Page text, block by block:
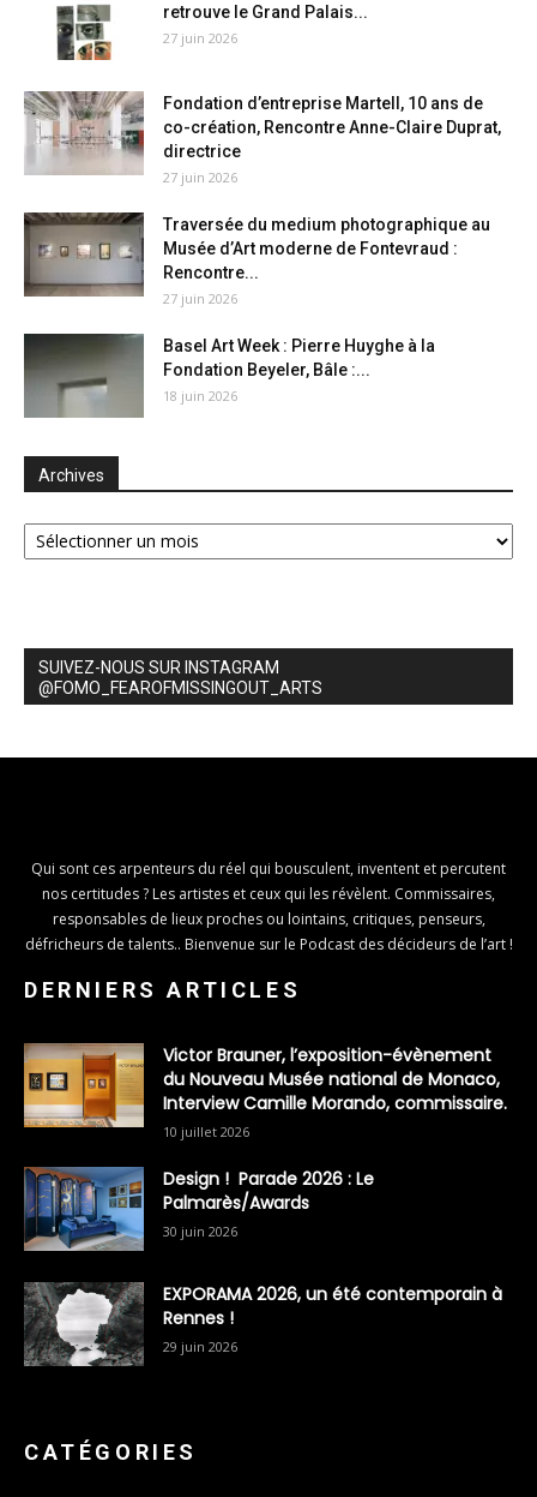
retrouve le Grand Palais...
27 juin 2026
Fondation d’entreprise Martell, 10 ans de
co-création, Rencontre Anne-Claire Duprat,
directrice
27 juin 2026
Traversée du medium photographique au
Musée d’Art moderne de Fontevraud :
Rencontre...
27 juin 2026
Basel Art Week : Pierre Huyghe à la
Fondation Beyeler, Bâle :...
18 juin 2026
Archives
Archives
SUIVEZ-NOUS SUR INSTAGRAM
@FOMO_FEAROFMISSINGOUT_ARTS
Qui sont ces arpenteurs du réel qui bousculent, inventent et percutent
nos certitudes ? Les artistes et ceux qui les révèlent. Commissaires,
responsables de lieux proches ou lointains, critiques, penseurs,
défricheurs de talents.. Bienvenue sur le Podcast des décideurs de l’art !
DERNIERS ARTICLES
Victor Brauner, l’exposition-évènement
du Nouveau Musée national de Monaco,
Interview Camille Morando, commissaire.
10 juillet 2026
Design ! Parade 2026 : Le
Palmarès/Awards
30 juin 2026
EXPORAMA 2026, un été contemporain à
Rennes !
29 juin 2026
CATÉGORIES